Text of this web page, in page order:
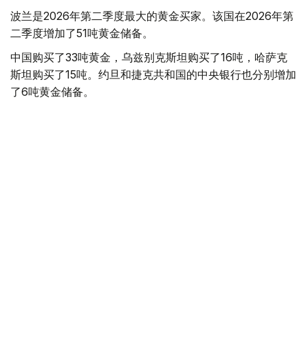
波兰是2026年第二季度最大的黄金买家。该国在2026年第
二季度增加了51吨黄金储备。
中国购买了33吨黄金，乌兹别克斯坦购买了16吨，哈萨克
斯坦购买了15吨。约旦和捷克共和国的中央银行也分别增加
了6吨黄金储备。